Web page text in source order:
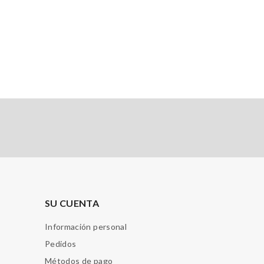
SU CUENTA
Información personal
Pedidos
Métodos de pago